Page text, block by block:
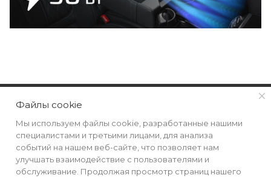
РЕКВИЗИТЫ
ПОМОЩЬ
Файлы cookie
Мы используем файлы cookie, разработанные нашими
специалистами и третьими лицами, для анализа
событий на нашем веб-сайте, что позволяет нам
улучшать взаимодействие с пользователями и
обслуживание. Продолжая просмотр страниц нашего